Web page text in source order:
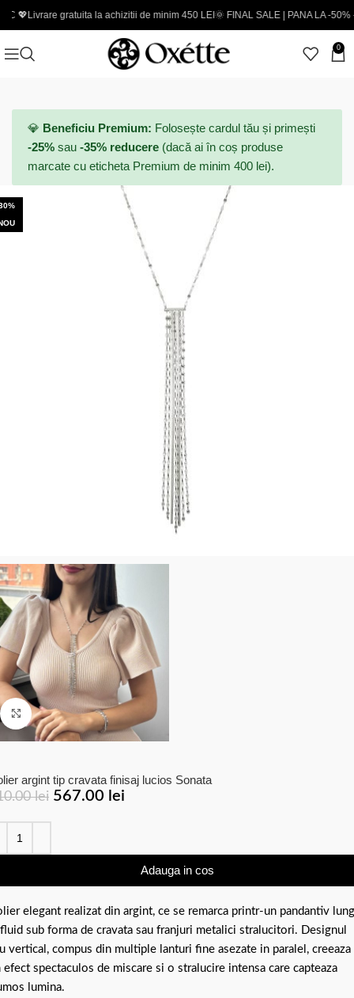
gratuita la achizitii de minim 450 LEI🌞 FINAL SALE | PANA LA -50% - Coduri
0
💎 Beneficiu Premium: Folosește cardul tău și primești
-25% sau -35% reducere (dacă ai în coș produse
marcate cu eticheta Premium de minim 400 lei).
Click to enlarge
argint tip cravata finisaj lucios Sonata
lei 567.00 lei
Adauga in cos
elegant realizat din argint, ce se remarca printr-un pandantiv lung
sub forma de cravata sau franjuri metalici stralucitori. Designul
vertical, compus din multiple lanturi fine asezate in paralel, creeaza
efect spectaculos de miscare si o stralucire intensa care capteaza
lumina.